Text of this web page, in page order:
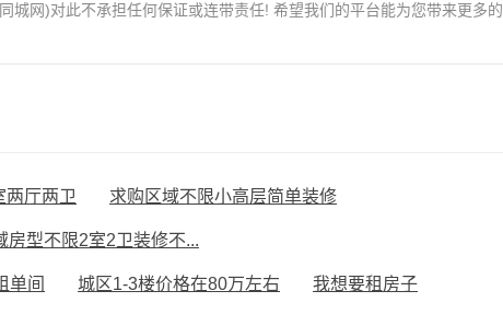
城网)对此不承担任何保证或连带责任! 希望我们的平台能为您带来更多的
两厅两卫 求购区域不限小高层简单装修
房型不限2室2卫装修不...
单间 城区1-3楼价格在80万左右 我想要租房子